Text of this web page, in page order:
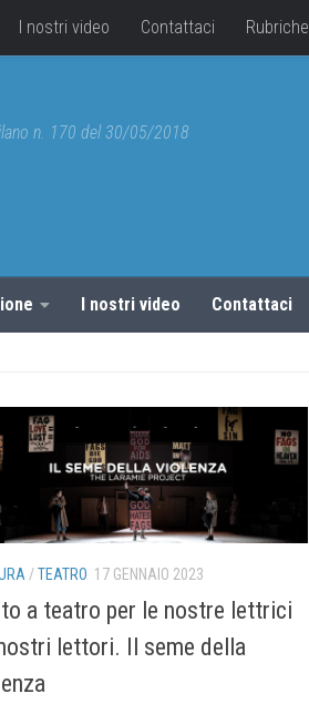
I nostri video Contattaci Rubriche
n. 170 del 30/05/2018
I nostri video Contattaci
/TEATRO 17 GENNAIO 2023
a teatro per le nostre lettrici
lettori. Il seme della